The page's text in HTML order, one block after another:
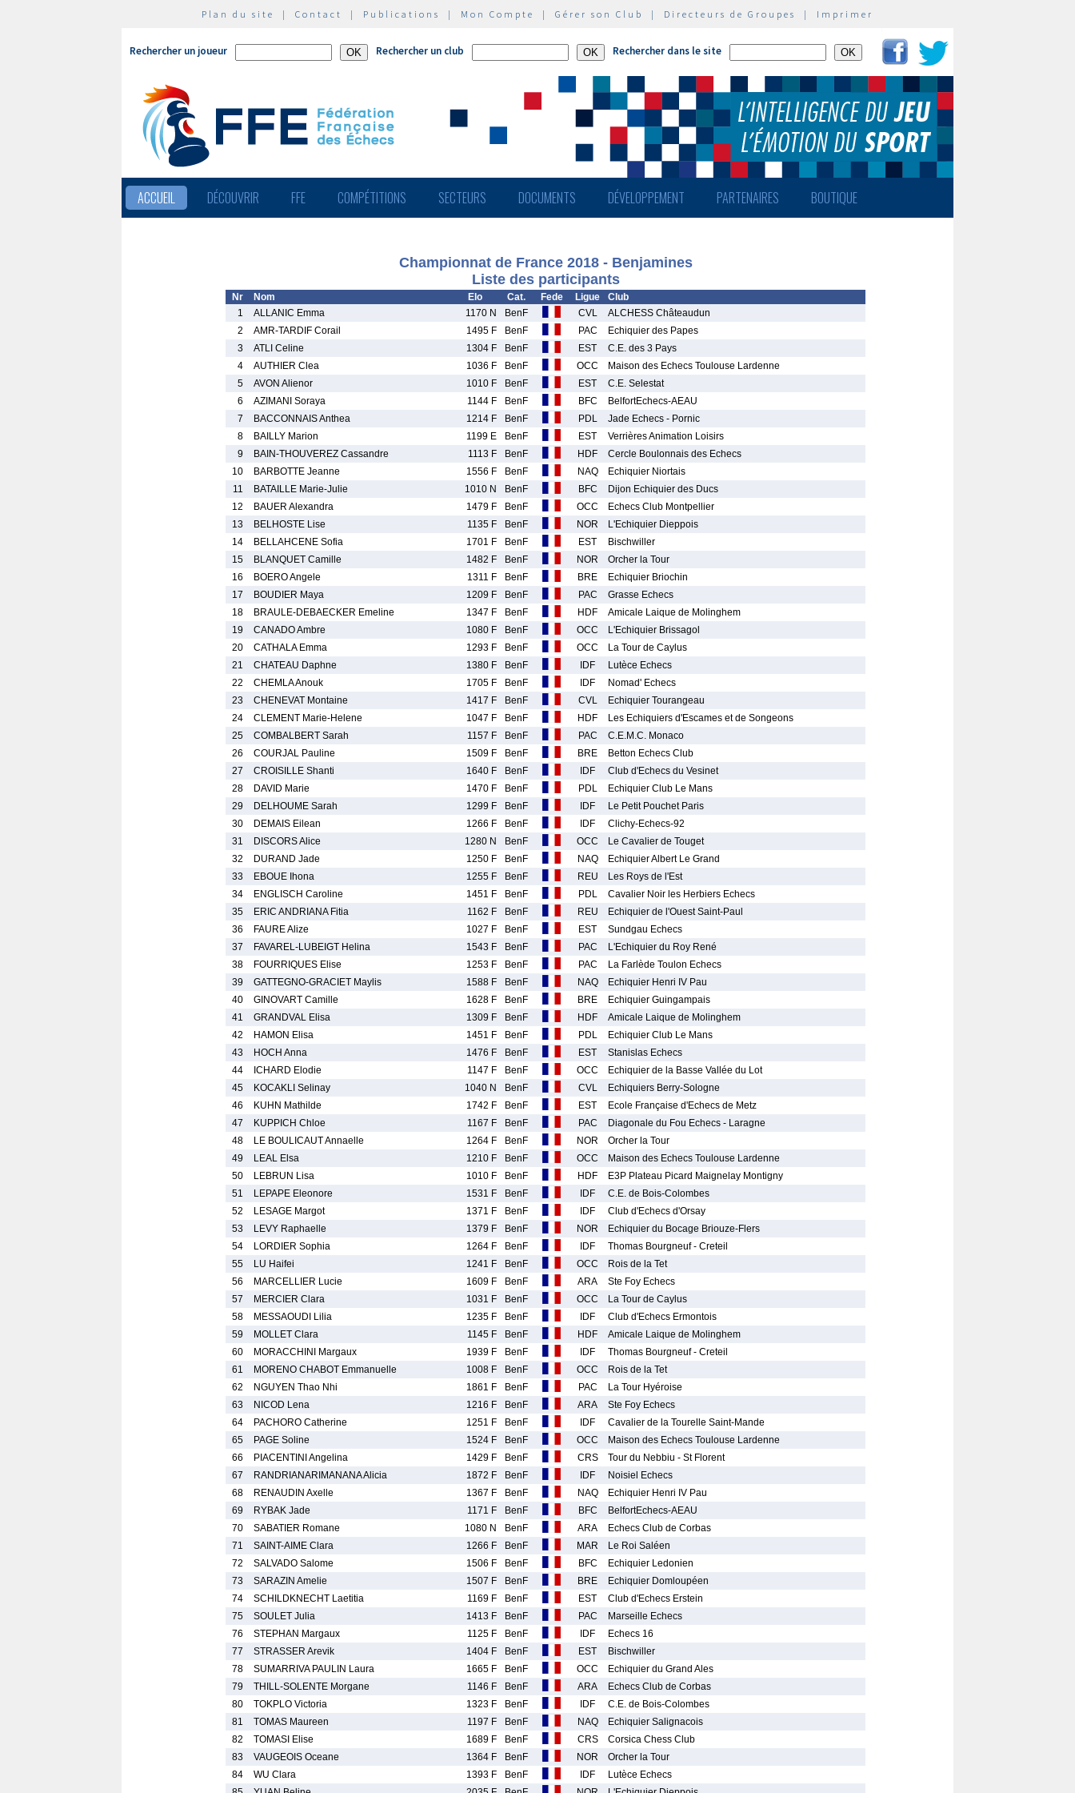
Plan du site | Contact | Publications | Mon Compte | Gérer son Club | Directeurs de Groupes | Imprimer
Rechercher un joueur Rechercher un club Rechercher dans le site
ACCUEIL DÉCOUVRIR FFE COMPÉTITIONS SECTEURS DOCUMENTS DÉVELOPPEMENT PARTENAIRES BOUTIQUE
Championnat de France 2018 - Benjamines
Liste des participants
Nr Nom Elo Cat. Fede Ligue
Club
1
ALLANIC Emma 1170 N BenF CVL
ALCHESS Châteaudun
2
AMR-TARDIF Corail 1495 F BenF PAC
Echiquier des Papes
3
ATLI Celine 1304 F BenF EST
C.E. des 3 Pays
4
AUTHIER Clea 1036 F BenF OCC
Maison des Echecs Toulouse Lardenne
5
AVON Alienor 1010 F BenF EST
C.E. Selestat
6
AZIMANI Soraya 1144 F BenF BFC
BelfortEchecs-AEAU
7
BACCONNAIS Anthea 1214 F BenF PDL
Jade Echecs - Pornic
8
BAILLY Marion 1199 E BenF EST
Verrières Animation Loisirs
9
BAIN-THOUVEREZ Cassandre 1113 F BenF HDF
Cercle Boulonnais des Echecs
10
BARBOTTE Jeanne 1556 F BenF NAQ
Echiquier Niortais
11
BATAILLE Marie-Julie 1010 N BenF BFC
Dijon Echiquier des Ducs
12
BAUER Alexandra 1479 F BenF OCC
Echecs Club Montpellier
13
BELHOSTE Lise 1135 F BenF NOR
L'Echiquier Dieppois
14
BELLAHCENE Sofia 1701 F BenF EST
Bischwiller
15
BLANQUET Camille 1482 F BenF NOR
Orcher la Tour
16
BOERO Angele 1311 F BenF BRE
Echiquier Briochin
17
BOUDIER Maya 1209 F BenF PAC
Grasse Echecs
18
BRAULE-DEBAECKER Emeline 1347 F BenF HDF
Amicale Laique de Molinghem
19
CANADO Ambre 1080 F BenF OCC
L'Echiquier Brissagol
20
CATHALA Emma 1293 F BenF OCC
La Tour de Caylus
21
CHATEAU Daphne 1380 F BenF IDF
Lutèce Echecs
22
CHEMLA Anouk 1705 F BenF IDF
Nomad' Echecs
23
CHENEVAT Montaine 1417 F BenF CVL
Echiquier Tourangeau
24
CLEMENT Marie-Helene 1047 F BenF HDF
Les Echiquiers d'Escames et de Songeons
25
COMBALBERT Sarah 1157 F BenF PAC
C.E.M.C. Monaco
26
COURJAL Pauline 1509 F BenF BRE
Betton Echecs Club
27
CROISILLE Shanti 1640 F BenF IDF
Club d'Echecs du Vesinet
28
DAVID Marie 1470 F BenF PDL
Echiquier Club Le Mans
29
DELHOUME Sarah 1299 F BenF IDF
Le Petit Pouchet Paris
30
DEMAIS Eilean 1266 F BenF IDF
Clichy-Echecs-92
31
DISCORS Alice 1280 N BenF OCC
Le Cavalier de Touget
32
DURAND Jade 1250 F BenF NAQ
Echiquier Albert Le Grand
33
EBOUE Ihona 1255 F BenF REU
Les Roys de l'Est
34
ENGLISCH Caroline 1451 F BenF PDL
Cavalier Noir les Herbiers Echecs
35
ERIC ANDRIANA Fitia 1162 F BenF REU
Echiquier de l'Ouest Saint-Paul
36
FAURE Alize 1027 F BenF EST
Sundgau Echecs
37
FAVAREL-LUBEIGT Helina 1543 F BenF PAC
L'Echiquier du Roy René
38
FOURRIQUES Elise 1253 F BenF PAC
La Farlède Toulon Echecs
39
GATTEGNO-GRACIET Maylis 1588 F BenF NAQ
Echiquier Henri IV Pau
40
GINOVART Camille 1628 F BenF BRE
Echiquier Guingampais
41
GRANDVAL Elisa 1309 F BenF HDF
Amicale Laique de Molinghem
42
HAMON Elisa 1451 F BenF PDL
Echiquier Club Le Mans
43
HOCH Anna 1476 F BenF EST
Stanislas Echecs
44
ICHARD Elodie 1147 F BenF OCC
Echiquier de la Basse Vallée du Lot
45
KOCAKLI Selinay 1040 N BenF CVL
Echiquiers Berry-Sologne
46
KUHN Mathilde 1742 F BenF EST
Ecole Française d'Echecs de Metz
47
KUPPICH Chloe 1167 F BenF PAC
Diagonale du Fou Echecs - Laragne
48
LE BOULICAUT Annaelle 1264 F BenF NOR
Orcher la Tour
49
LEAL Elsa 1210 F BenF OCC
Maison des Echecs Toulouse Lardenne
50
LEBRUN Lisa 1010 F BenF HDF
E3P Plateau Picard Maignelay Montigny
51
LEPAPE Eleonore 1531 F BenF IDF
C.E. de Bois-Colombes
52
LESAGE Margot 1371 F BenF IDF
Club d'Echecs d'Orsay
53
LEVY Raphaelle 1379 F BenF NOR
Echiquier du Bocage Briouze-Flers
54
LORDIER Sophia 1264 F BenF IDF
Thomas Bourgneuf - Creteil
55
LU Haifei 1241 F BenF OCC
Rois de la Tet
56
MARCELLIER Lucie 1609 F BenF ARA
Ste Foy Echecs
57
MERCIER Clara 1031 F BenF OCC
La Tour de Caylus
58
MESSAOUDI Lilia 1235 F BenF IDF
Club d'Echecs Ermontois
59
MOLLET Clara 1145 F BenF HDF
Amicale Laique de Molinghem
60
MORACCHINI Margaux 1939 F BenF IDF
Thomas Bourgneuf - Creteil
61
MORENO CHABOT Emmanuelle 1008 F BenF OCC
Rois de la Tet
62
NGUYEN Thao Nhi 1861 F BenF PAC
La Tour Hyéroise
63
NICOD Lena 1216 F BenF ARA
Ste Foy Echecs
64
PACHORO Catherine 1251 F BenF IDF
Cavalier de la Tourelle Saint-Mande
65
PAGE Soline 1524 F BenF OCC
Maison des Echecs Toulouse Lardenne
66
PIACENTINI Angelina 1429 F BenF CRS
Tour du Nebbiu - St Florent
67
RANDRIANARIMANANA Alicia 1872 F BenF IDF
Noisiel Echecs
68
RENAUDIN Axelle 1367 F BenF NAQ
Echiquier Henri IV Pau
69
RYBAK Jade 1171 F BenF BFC
BelfortEchecs-AEAU
70
SABATIER Romane 1080 N BenF ARA
Echecs Club de Corbas
71
SAINT-AIME Clara 1266 F BenF MAR
Le Roi Saléen
72
SALVADO Salome 1506 F BenF BFC
Echiquier Ledonien
73
SARAZIN Amelie 1507 F BenF BRE
Echiquier Domloupéen
74
SCHILDKNECHT Laetitia 1169 F BenF EST
Club d'Echecs Erstein
75
SOULET Julia 1413 F BenF PAC
Marseille Echecs
76
STEPHAN Margaux 1125 F BenF IDF
Echecs 16
77
STRASSER Arevik 1404 F BenF EST
Bischwiller
78
SUMARRIVA PAULIN Laura 1665 F BenF OCC
Echiquier du Grand Ales
79
THILL-SOLENTE Morgane 1146 F BenF ARA
Echecs Club de Corbas
80
TOKPLO Victoria 1323 F BenF IDF
C.E. de Bois-Colombes
81
TOMAS Maureen 1197 F BenF NAQ
Echiquier Salignacois
82
TOMASI Elise 1689 F BenF CRS
Corsica Chess Club
83
VAUGEOIS Oceane 1364 F BenF NOR
Orcher la Tour
84
WU Clara 1393 F BenF IDF
Lutèce Echecs